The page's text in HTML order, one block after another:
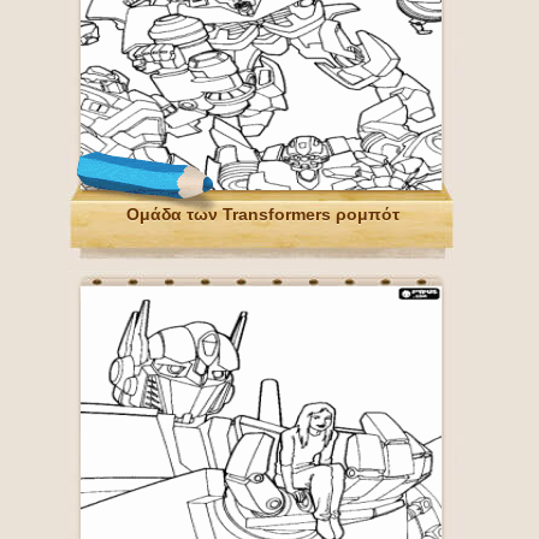
Ομάδα των Transformers ρομπότ